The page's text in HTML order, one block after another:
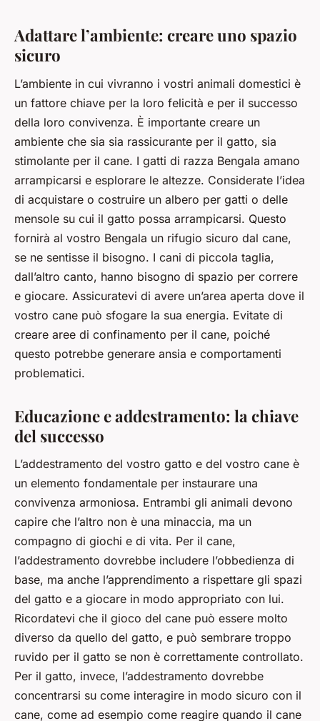
Adattare l’ambiente: creare uno spazio
sicuro
L’ambiente in cui vivranno i vostri animali domestici è
un fattore chiave per la loro felicità e per il successo
della loro convivenza. È importante creare un
ambiente che sia sia rassicurante per il gatto, sia
stimolante per il cane. I gatti di razza Bengala amano
arrampicarsi e esplorare le altezze. Considerate l’idea
di acquistare o costruire un albero per gatti o delle
mensole su cui il gatto possa arrampicarsi. Questo
fornirà al vostro Bengala un rifugio sicuro dal cane,
se ne sentisse il bisogno. I cani di piccola taglia,
dall’altro canto, hanno bisogno di spazio per correre
e giocare. Assicuratevi di avere un’area aperta dove il
vostro cane può sfogare la sua energia. Evitate di
creare aree di confinamento per il cane, poiché
questo potrebbe generare ansia e comportamenti
problematici.
Educazione e addestramento: la chiave
del successo
L’addestramento del vostro gatto e del vostro cane è
un elemento fondamentale per instaurare una
convivenza armoniosa. Entrambi gli animali devono
capire che l’altro non è una minaccia, ma un
compagno di giochi e di vita. Per il cane,
l’addestramento dovrebbe includere l’obbedienza di
base, ma anche l’apprendimento a rispettare gli spazi
del gatto e a giocare in modo appropriato con lui.
Ricordatevi che il gioco del cane può essere molto
diverso da quello del gatto, e può sembrare troppo
ruvido per il gatto se non è correttamente controllato.
Per il gatto, invece, l’addestramento dovrebbe
concentrarsi su come interagire in modo sicuro con il
cane, come ad esempio come reagire quando il cane